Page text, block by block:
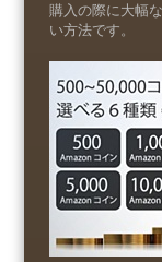
購入の際に大幅
い方法です。